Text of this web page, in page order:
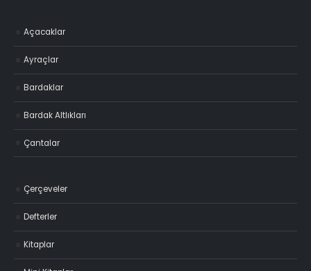
Açacaklar
Ayraçlar
Bardaklar
Bardak Altlıkları
Çantalar
Çerçeveler
Defterler
Kitaplar